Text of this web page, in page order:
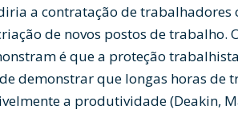
a contratação de trabalhadores
de novos postos de trabalho.
é que a proteção
demonstrar que longas horas de
a produtividade (Deakin,